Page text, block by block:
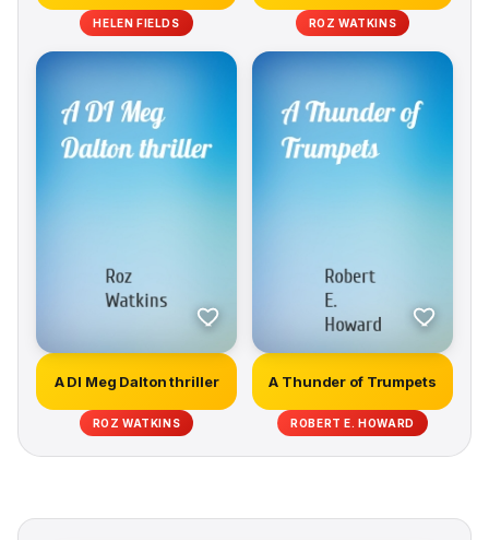
HELEN FIELDS ROZ WATKINS
A DI Meg Dalton thriller
ROZ WATKINS
A Thunder of Trumpets
ROBERT E. HOWARD